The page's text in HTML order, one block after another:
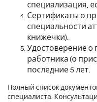
специализация,
Сертификаты о
специальности
книжечки).
Удостоверение
работника (о
последние 5 лет.
Полный список
специалиста.